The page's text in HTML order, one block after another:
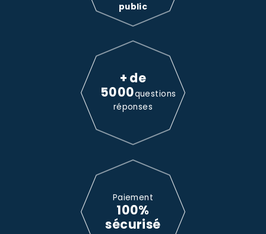
public
+ de
5000questions
réponses
Paiement
100%
sécurisé